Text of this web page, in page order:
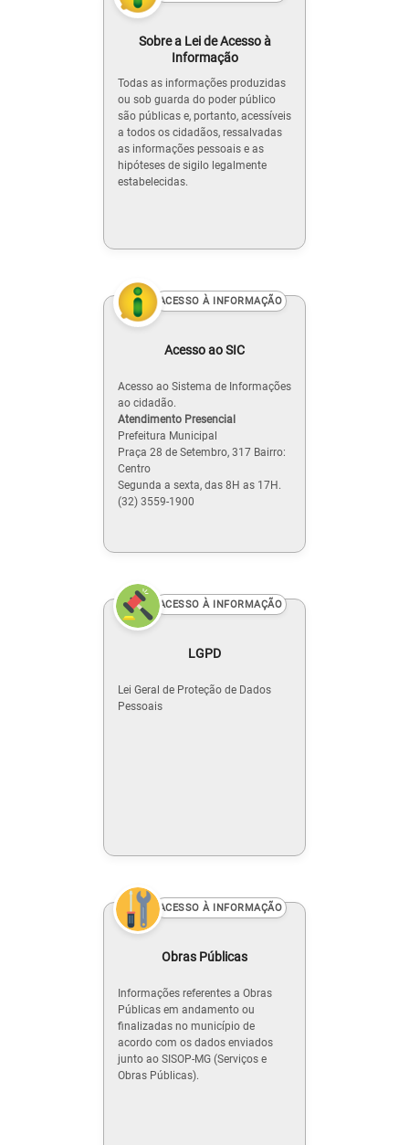
Sobre a Lei de Acesso à
Informação
Todas as informações produzidas
ou sob guarda do poder público
são públicas e, portanto, acessíveis
a todos os cidadãos, ressalvadas
as informações pessoais e as
hipóteses de sigilo legalmente
estabelecidas.
ACESSO À INFORMAÇÃO
Acesso ao SIC
Acesso ao Sistema de Informações
ao cidadão.
Atendimento Presencial
Prefeitura Municipal
Praça 28 de Setembro, 317 Bairro:
Centro
Segunda a sexta, das 8H as 17H.
(32) 3559-1900
ACESSO À INFORMAÇÃO
LGPD
Lei Geral de Proteção de Dados
Pessoais
ACESSO À INFORMAÇÃO
Obras Públicas
Informações referentes a Obras
Públicas em andamento ou
finalizadas no município de
acordo com os dados enviados
junto ao SISOP-MG (Serviços e
Obras Públicas).